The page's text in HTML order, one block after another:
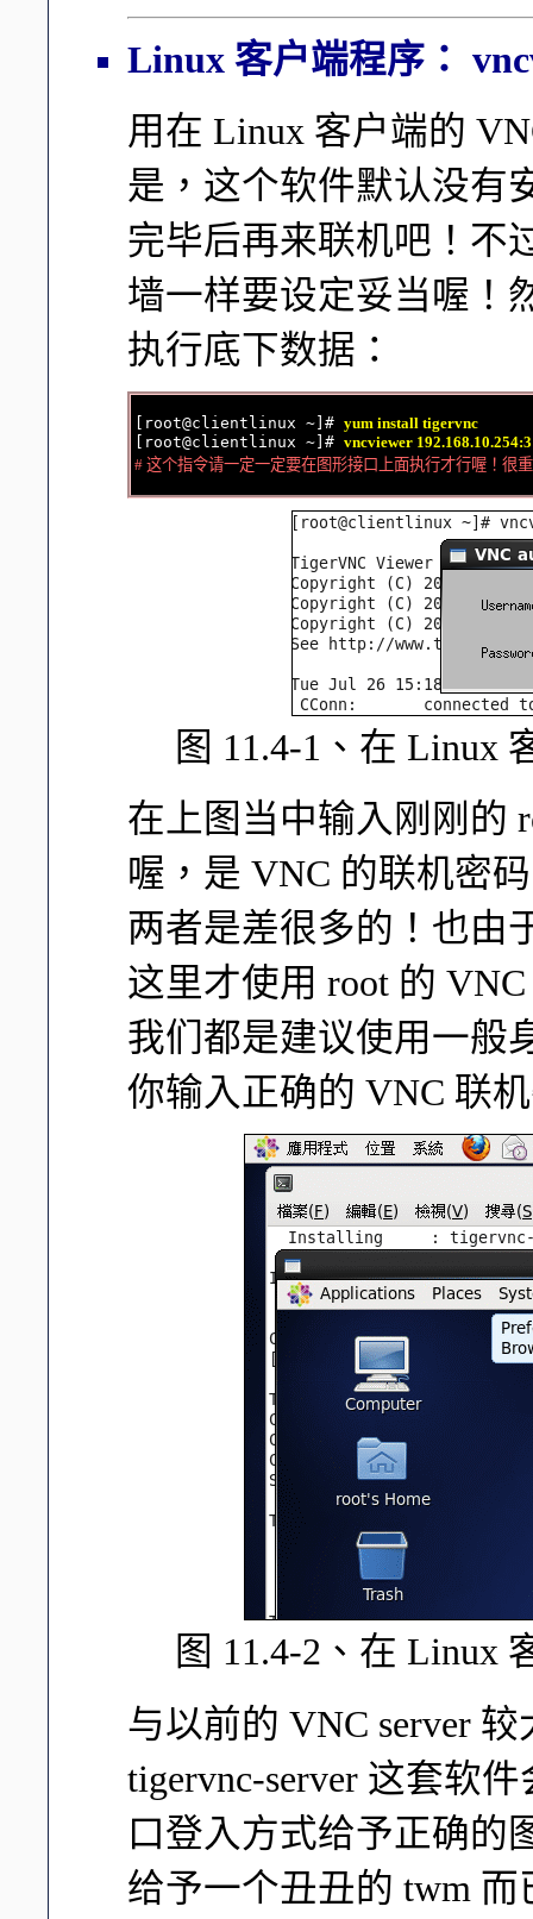
Linux 客户端程序：
用在 Linux 客户端的
是，这个软件默认没有
完毕后再来联机吧！不
墙一样要设定妥当喔！
执行底下数据：
[root@clientlinux ~]# yum install tigervnc
[root@clientlinux ~]# vncviewer 192.168.10.254:3
# 这个指令请一定一定要在图形接口上面执行才行喔！很
图 11.4-1、在 Linux
在上图当中输入刚刚的
喔，是 VNC 的联机密
两者是差很多的！也由
这里才使用 root 的
我们都是建议使用一般
你输入正确的 VNC 联
图 11.4-2、在 Linux
与以前的 VNC server
tigervnc-server 这套软
口登入方式给予正确的
给予一个丑丑的 twm